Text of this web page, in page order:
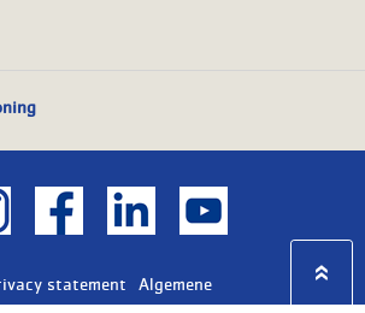
statement
Algemene